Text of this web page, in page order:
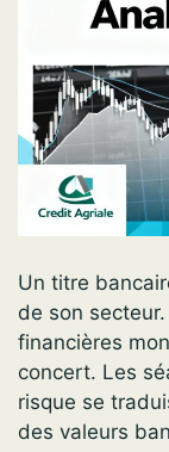
Un titre
de son
financières
concert. Les
risque se
des valeurs